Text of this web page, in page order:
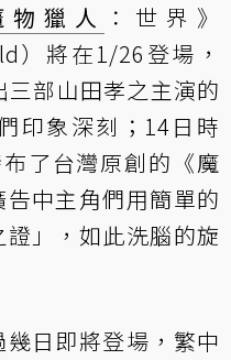
物獵人 ：世界》
）將在1/26登場，
三部山田孝之主演的
印象深刻；14日時
了台灣原創的《魔
中主角們用簡單的
」，如此洗腦的旋
幾日即將登場，繁中